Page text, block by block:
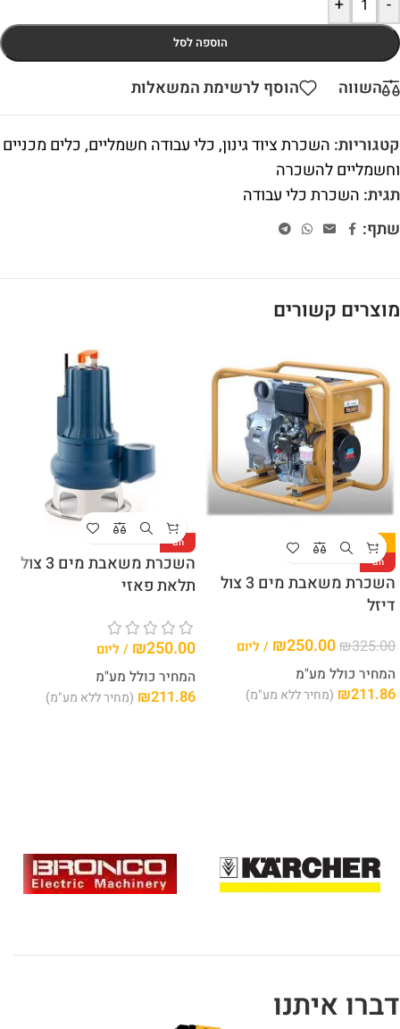
-
+
הוספה לסל
השווה הוסף לרשימת המשאלות
קטגוריות: השכרת ציוד גינון,כלי עבודה חשמליים,כלים מכניים
וחשמליים להשכרה
תגית: השכרת כלי עבודה
שתף:
מוצרים קשורים
-23%
חם
השכרת משאבת מים 3 צול
דיזל
₪325.00
₪250.00 / ליום
המחיר כולל מע"מ
₪211.86 (מחיר ללא מע"מ)
חם
השכרת משאבת מים 3 צול
תלאת פאזי
₪250.00 / ליום
המחיר כולל מע"מ
₪211.86 (מחיר ללא מע"מ)
דברו איתנו